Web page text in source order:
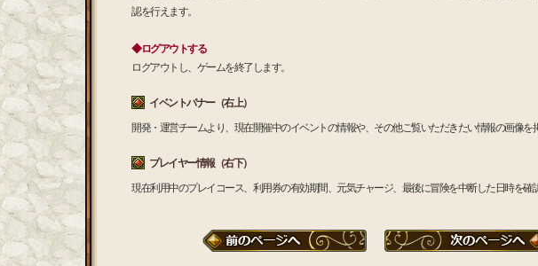
認を行えます。
◆ログアウトする
ログアウトし、ゲームを終了します。
イベントバナー（右上）
開発・運営チームより、現在開催中のイベントの情報や、その他ご覧いただきたい情報の画像を
プレイヤー情報（右下）
現在利用中のプレイコース、利用券の有効期間、元気チャージ、最後に冒険を中断した日時を確